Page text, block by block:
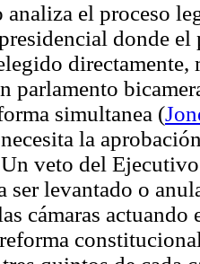
analiza el proceso
donde
parlamento
simultanea (
la
veto del
ser levantado o
cámaras